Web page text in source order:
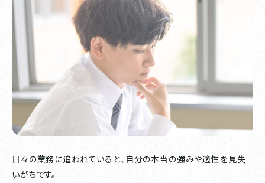
日々の業務に追われていると、自分の本当の強みや適性を見失
いがちです。